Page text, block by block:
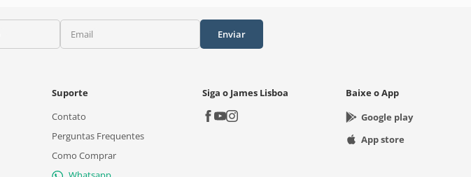
Email Enviar
Suporte
Contato
Perguntas Frequentes
Como Comprar
Siga o James Lisboa
Baixe o App
Google play
App store